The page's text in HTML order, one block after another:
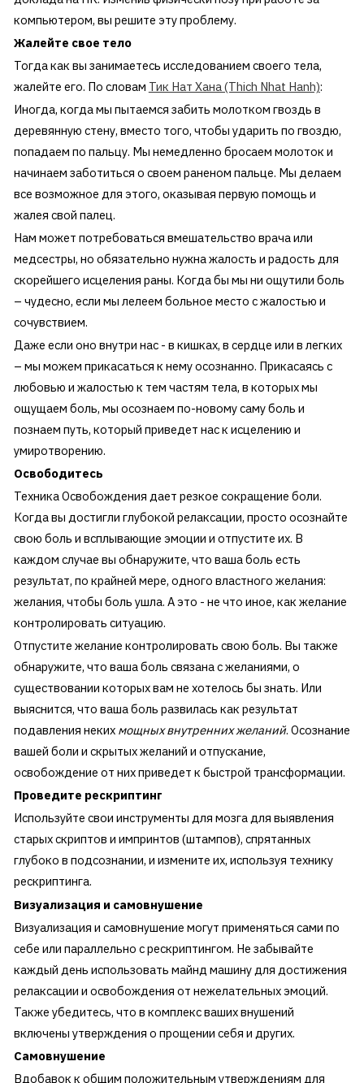
компьютером, вы решите эту проблему.
Жалейте свое тело
Тогда как вы занимаетесь исследованием своего тела,
жалейте его. По словам Тик Нат Хана (Thich Nhat Hanh):
Иногда, когда мы пытаемся забить молотком гвоздь в
деревянную стену, вместо того, чтобы ударить по гвоздю,
попадаем по пальцу. Мы немедленно бросаем молоток и
начинаем заботиться о своем раненом пальце. Мы делаем
все возможное для этого, оказывая первую помощь и
жалея свой палец.
Нам может потребоваться вмешательство врача или
медсестры, но обязательно нужна жалость и радость для
скорейшего исцеления раны. Когда бы мы ни ощутили боль
– чудесно, если мы лелеем больное место с жалостью и
сочувствием.
Даже если оно внутри нас - в кишках, в сердце или в легких
– мы можем прикасаться к нему осознанно. Прикасаясь с
любовью и жалостью к тем частям тела, в которых мы
ощущаем боль, мы осознаем по-новому саму боль и
познаем путь, который приведет нас к исцелению и
умиротворению.
Освободитесь
Техника Освобождения дает резкое сокращение боли.
Когда вы достигли глубокой релаксации, просто осознайте
свою боль и всплывающие эмоции и отпустите их. В
каждом случае вы обнаружите, что ваша боль есть
результат, по крайней мере, одного властного желания:
желания, чтобы боль ушла. А это - не что иное, как желание
контролировать ситуацию.
Отпустите желание контролировать свою боль. Вы также
обнаружите, что ваша боль связана с желаниями, о
существовании которых вам не хотелось бы знать. Или
выяснится, что ваша боль развилась как результат
подавления неких мощных внутренних желаний. Осознание
вашей боли и скрытых желаний и отпускание,
освобождение от них приведет к быстрой трансформации.
Проведите рескриптинг
Используйте свои инструменты для мозга для выявления
старых скриптов и импринтов (штампов), спрятанных
глубоко в подсознании, и измените их, используя технику
рескриптинга.
Визуализация и самовнушение
Визуализация и самовнушение могут применяться сами по
себе или параллельно с рескриптингом. Не забывайте
каждый день использовать майнд машину для достижения
релаксации и освобождения от нежелательных эмоций.
Также убедитесь, что в комплекс ваших внушений
включены утверждения о прощении себя и других.
Самовнушение
Вдобавок к общим положительным утверждениям для